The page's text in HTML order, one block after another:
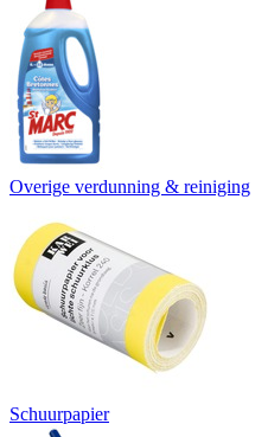
Overige verdunning & reiniging
Schuurpapier